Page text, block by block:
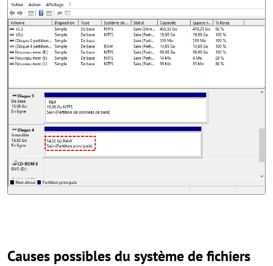
Causes possibles du système de fichiers